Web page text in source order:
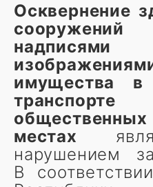
Осквернение
имущества в
общественных
местах
нарушением
В